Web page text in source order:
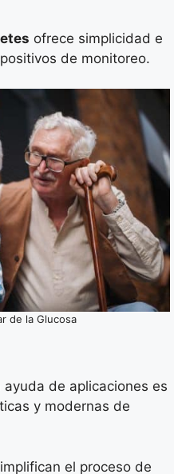
ofrece simplicidad e
de monitoreo.
de la Glucosa
de aplicaciones es
y modernas de
el proceso de